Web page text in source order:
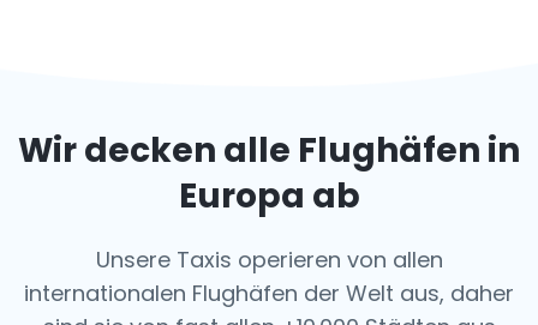
Wir decken alle Flughäfen in
Europa ab
Unsere Taxis operieren von allen
internationalen Flughäfen der Welt aus, daher